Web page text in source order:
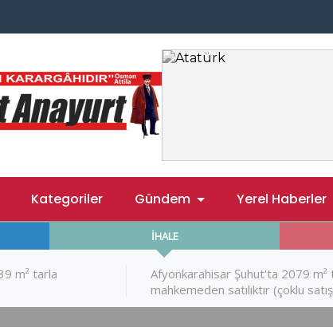
Kategoriler Gündem Yerel Haberler